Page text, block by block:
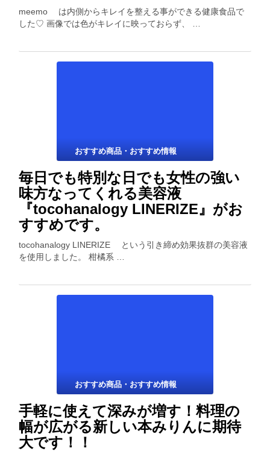
meemo は内側からキレイを整える事ができる健康食品で
した♡ 画像では色がキレイに映っておらず、 …
おすすめ商品・おすすめ情報
毎日でも特別な日でも女性の強い
味方なってくれる美容液
『tocohanalogy LINERIZE』がお
すすめです。
tocohanalogy LINERIZE という引き締め効果抜群の美容液
を使用しました。 柑橘系 …
おすすめ商品・おすすめ情報
手軽に使えて深みが増す！料理の
幅が広がる新しい本みりんに期待
大です！！